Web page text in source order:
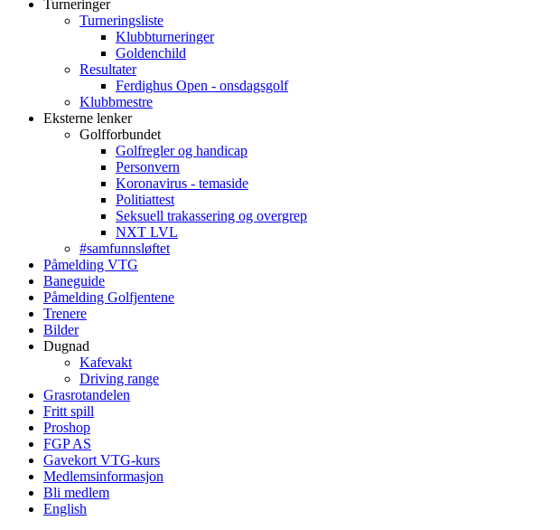
Turneringer
Turneringsliste
Klubbturneringer
Goldenchild
Resultater
Ferdighus Open - onsdagsgolf
Klubbmestre
Eksterne lenker
Golfforbundet
Golfregler og handicap
Personvern
Koronavirus - temaside
Politiattest
Seksuell trakassering og overgrep
NXT LVL
#samfunnsløftet
Påmelding VTG
Baneguide
Påmelding Golfjentene
Trenere
Bilder
Dugnad
Kafevakt
Driving range
Grasrotandelen
Fritt spill
Proshop
FGP AS
Gavekort VTG-kurs
Medlemsinformasjon
Bli medlem
English